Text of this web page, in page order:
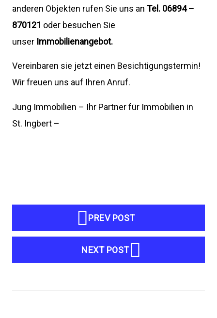
anderen Objekten rufen Sie uns an Tel. 06894 –
870121 oder besuchen Sie
unser Immobilienangebot.
Vereinbaren sie jetzt einen Besichtigungstermin!
Wir freuen uns auf Ihren Anruf.
Jung Immobilien – Ihr Partner für Immobilien in
St. Ingbert –
Beitragsnavigation
PREV POST
NEXT POST